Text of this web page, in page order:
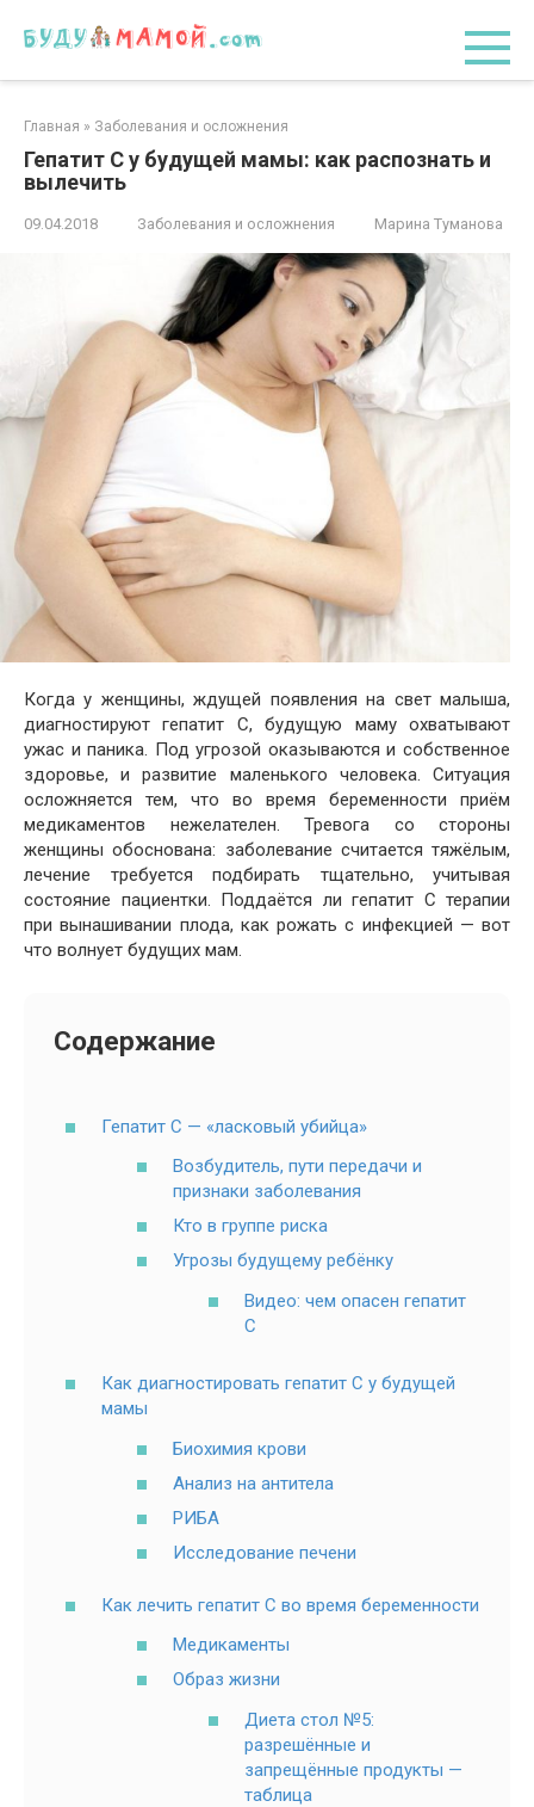
Главная » Заболевания и осложнения
Гепатит С у будущей мамы: как распознать и
вылечить
09.04.2018 Заболевания и осложнения Марина Туманова
Когда у женщины, ждущей появления на свет малыша,
диагностируют гепатит С, будущую маму охватывают
ужас и паника. Под угрозой оказываются и собственное
здоровье, и развитие маленького человека. Ситуация
осложняется тем, что во время беременности приём
медикаментов нежелателен. Тревога со стороны
женщины обоснована: заболевание считается тяжёлым,
лечение требуется подбирать тщательно, учитывая
состояние пациентки. Поддаётся ли гепатит С терапии
при вынашивании плода, как рожать с инфекцией — вот
что волнует будущих мам.
Содержание
Гепатит С — «ласковый убийца»
Возбудитель, пути передачи и
признаки заболевания
Кто в группе риска
Угрозы будущему ребёнку
Видео: чем опасен гепатит
С
Как диагностировать гепатит С у будущей
мамы
Биохимия крови
Анализ на антитела
РИБА
Исследование печени
Как лечить гепатит С во время беременности
Медикаменты
Образ жизни
Диета стол №5:
разрешённые и
запрещённые продукты —
таблица